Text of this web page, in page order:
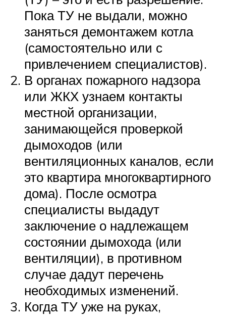
Пока ТУ не выдали, можно
заняться демонтажем котла
(самостоятельно или с
привлечением специалистов).
В органах пожарного надзора
или ЖКХ узнаем контакты
местной организации,
занимающейся проверкой
дымоходов (или
вентиляционных каналов, если
это квартира многоквартирного
дома). После осмотра
специалисты выдадут
заключение о надлежащем
состоянии дымохода (или
вентиляции), в противном
случае дадут перечень
необходимых изменений.
Когда ТУ уже на руках,